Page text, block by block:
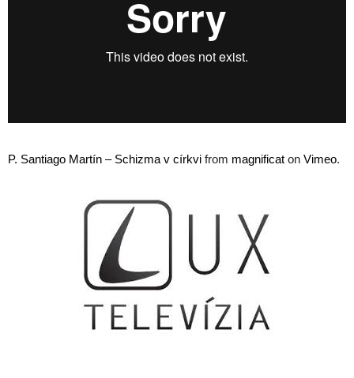
P. Santiago Martín – Schizma v církvi from magnificat on Vimeo.